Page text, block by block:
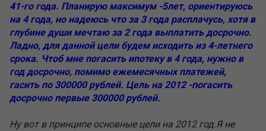
41-го года. Планирую максимум -5лет, ориентируюсь
на 4 года, но надеюсь что за 3 года расплачусь, хотя в
глубине души мечтаю за 2 года выплатить досрочно.
Ладно, для данной цели будем исходить из 4-летнего
срока. Чтоб мне погасить ипотеку в 4 года, нужно в
год досрочно, помимо ежемесячных платежей,
гасить по 300000 рублей. Цель на 2012 -погасить
досрочно первые 300000 рублей.
Ну вот в принципе основные цели на 2012 год.Я не